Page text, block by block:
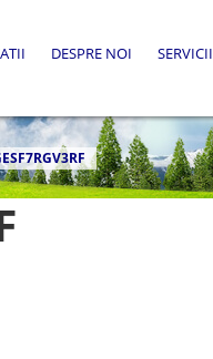
DESPRE NOI SERVICII